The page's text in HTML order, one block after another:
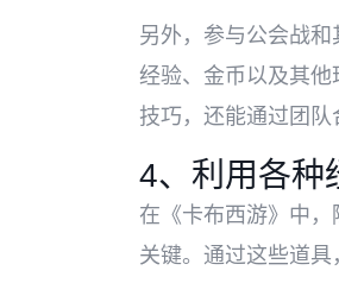
另外，参与公会战
经验、金币以及其
技巧，还能通过团队
4、利用各种
在《卡布西游》中
关键。通过这些道具